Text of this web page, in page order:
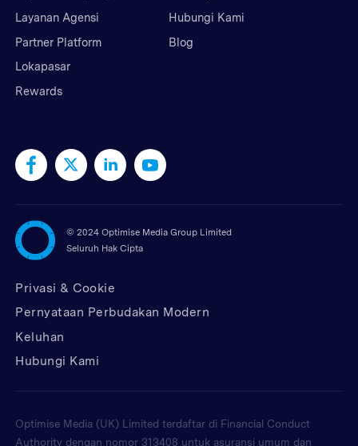
Layanan Agensi
Partner Platform
Lokapasar
Rewards
Hubungi Kami
Blog
© 2024 Optimise Media Group Limited
Seluruh Hak Cipta
Privasi & Cookie
Pernyataan Perbudakan Modern
Keluhan
Hubungi Kami
Optimise Media (UK) Limited terdaftar di Financial Conduct
Authority dengan nomor 313408 untuk asuransi umum dan